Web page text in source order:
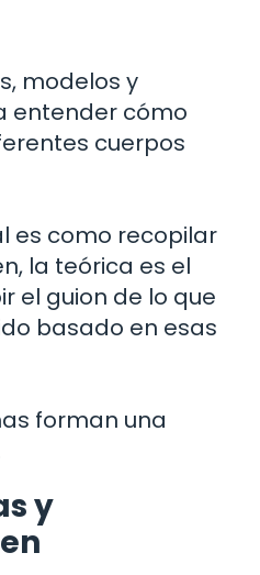
modelos y
entender cómo
cuerpos
es como recopilar
la teórica es el
el guion de lo que
basado en esas
forman una
y